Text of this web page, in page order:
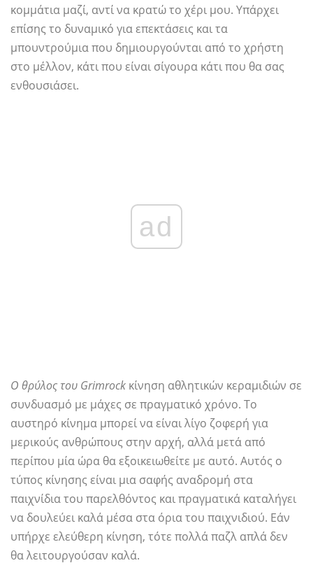
κομμάτια μαζί, αντί να κρατώ το χέρι μου. Υπάρχει
επίσης το δυναμικό για επεκτάσεις και τα
μπουντρούμια που δημιουργούνται από το χρήστη
στο μέλλον, κάτι που είναι σίγουρα κάτι που θα σας
ενθουσιάσει.
ad
Ο θρύλος του Grimrock κίνηση αθλητικών κεραμιδιών σε
συνδυασμό με μάχες σε πραγματικό χρόνο. Το
αυστηρό κίνημα μπορεί να είναι λίγο ζοφερή για
μερικούς ανθρώπους στην αρχή, αλλά μετά από
περίπου μία ώρα θα εξοικειωθείτε με αυτό. Αυτός ο
τύπος κίνησης είναι μια σαφής αναδρομή στα
παιχνίδια του παρελθόντος και πραγματικά καταλήγει
να δουλεύει καλά μέσα στα όρια του παιχνιδιού. Εάν
υπήρχε ελεύθερη κίνηση, τότε πολλά παζλ απλά δεν
θα λειτουργούσαν καλά.